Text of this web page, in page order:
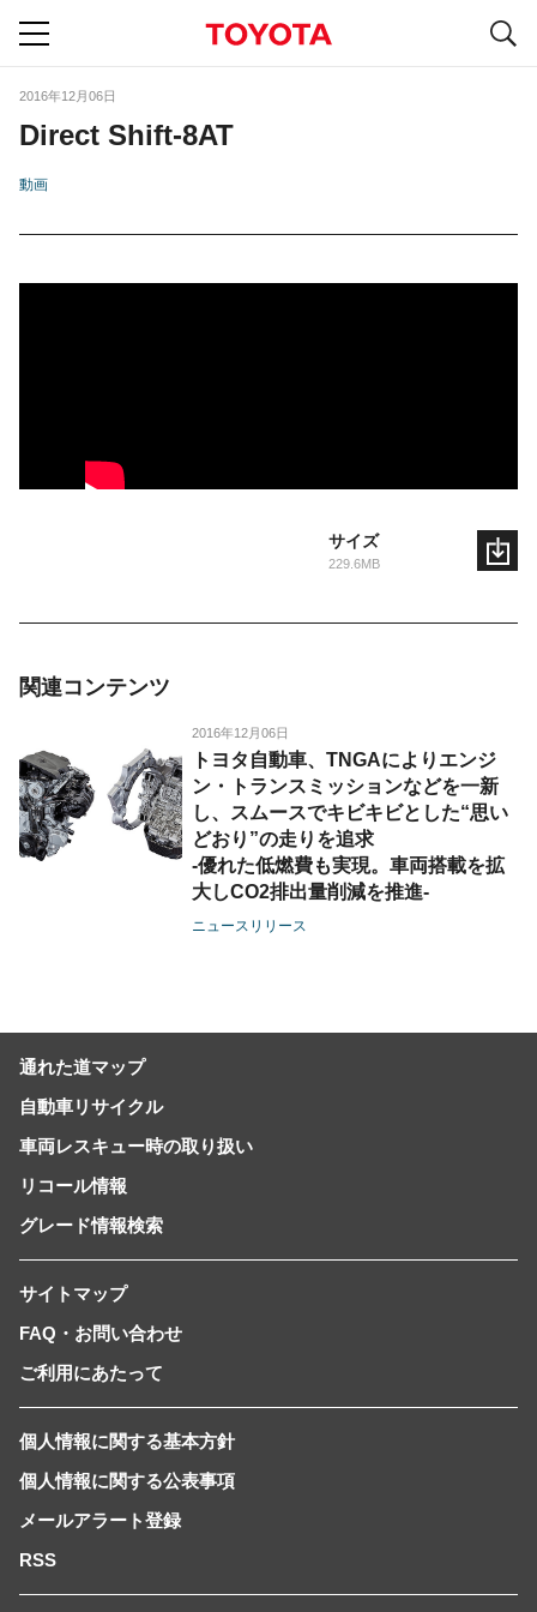
2016年12月06日
Direct Shift-8AT
動画
サイズ
229.6MB
関連コンテンツ
2016年12月06日
トヨタ自動車、TNGAによりエンジ
ン・トランスミッションなどを一新
し、スムースでキビキビとした“思い
どおり”の走りを追求
-優れた低燃費も実現。車両搭載を拡
大しCO2排出量削減を推進-
ニュースリリース
通れた道マップ
自動車リサイクル
車両レスキュー時の取り扱い
リコール情報
グレード情報検索
サイトマップ
FAQ・お問い合わせ
ご利用にあたって
個人情報に関する基本方針
個人情報に関する公表事項
メールアラート登録
RSS